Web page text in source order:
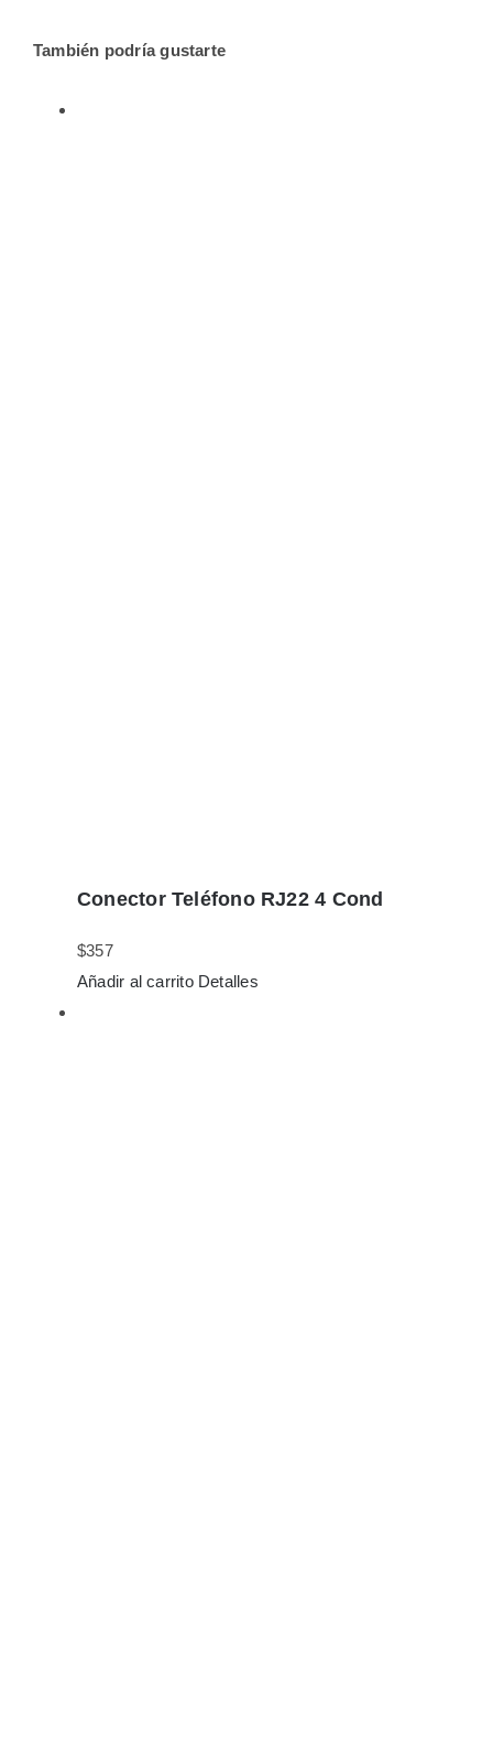
También podría gustarte
Conector Teléfono RJ22 4 Cond
$357
Añadir al carrito Detalles